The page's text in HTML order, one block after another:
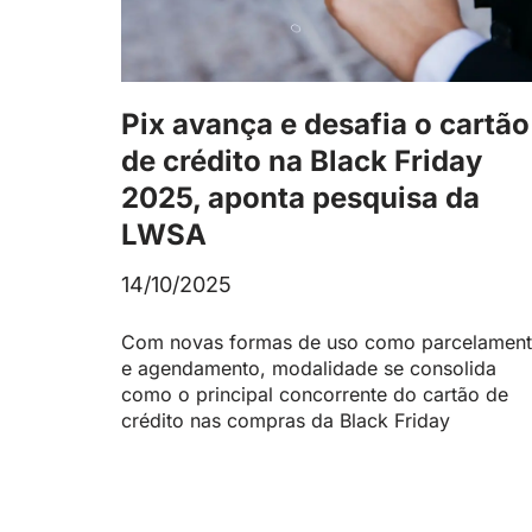
Pix avança e desafia o cartão
de crédito na Black Friday
2025, aponta pesquisa da
LWSA
14/10/2025
Com novas formas de uso como
e agendamento, modalidade se consolida
como o principal concorrente do cartão de
crédito nas compras da Black Friday